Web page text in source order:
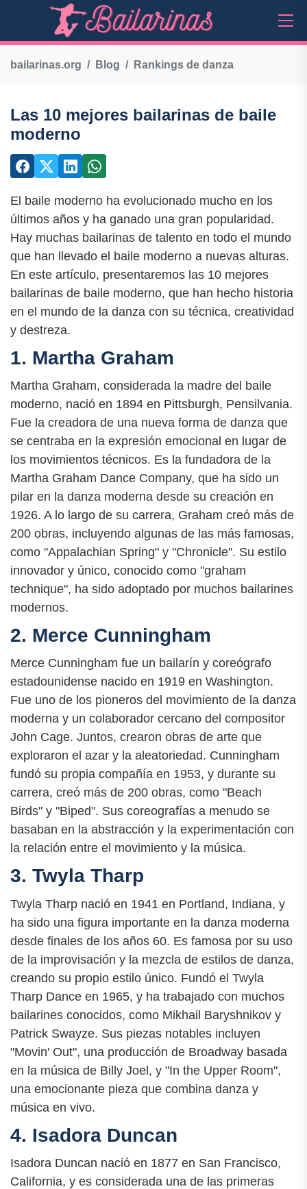
bailarinas.org Blog Rankings de danza
Las 10 mejores bailarinas de baile
moderno
El baile moderno ha evolucionado mucho en los
últimos años y ha ganado una gran popularidad.
Hay muchas bailarinas de talento en todo el mundo
que han llevado el baile moderno a nuevas alturas.
En este artículo, presentaremos las 10 mejores
bailarinas de baile moderno, que han hecho historia
en el mundo de la danza con su técnica, creatividad
y destreza.
1. Martha Graham
Martha Graham, considerada la madre del baile
moderno, nació en 1894 en Pittsburgh, Pensilvania.
Fue la creadora de una nueva forma de danza que
se centraba en la expresión emocional en lugar de
los movimientos técnicos. Es la fundadora de la
Martha Graham Dance Company, que ha sido un
pilar en la danza moderna desde su creación en
1926. A lo largo de su carrera, Graham creó más de
200 obras, incluyendo algunas de las más famosas,
como "Appalachian Spring" y "Chronicle". Su estilo
innovador y único, conocido como "graham
technique", ha sido adoptado por muchos bailarines
modernos.
2. Merce Cunningham
Merce Cunningham fue un bailarín y coreógrafo
estadounidense nacido en 1919 en Washington.
Fue uno de los pioneros del movimiento de la danza
moderna y un colaborador cercano del compositor
John Cage. Juntos, crearon obras de arte que
exploraron el azar y la aleatoriedad. Cunningham
fundó su propia compañía en 1953, y durante su
carrera, creó más de 200 obras, como "Beach
Birds" y "Biped". Sus coreografías a menudo se
basaban en la abstracción y la experimentación con
la relación entre el movimiento y la música.
3. Twyla Tharp
Twyla Tharp nació en 1941 en Portland, Indiana, y
ha sido una figura importante en la danza moderna
desde finales de los años 60. Es famosa por su uso
de la improvisación y la mezcla de estilos de danza,
creando su propio estilo único. Fundó el Twyla
Tharp Dance en 1965, y ha trabajado con muchos
bailarines conocidos, como Mikhail Baryshnikov y
Patrick Swayze. Sus piezas notables incluyen
"Movin' Out", una producción de Broadway basada
en la música de Billy Joel, y "In the Upper Room",
una emocionante pieza que combina danza y
música en vivo.
4. Isadora Duncan
Isadora Duncan nació en 1877 en San Francisco,
California, y es considerada una de las primeras